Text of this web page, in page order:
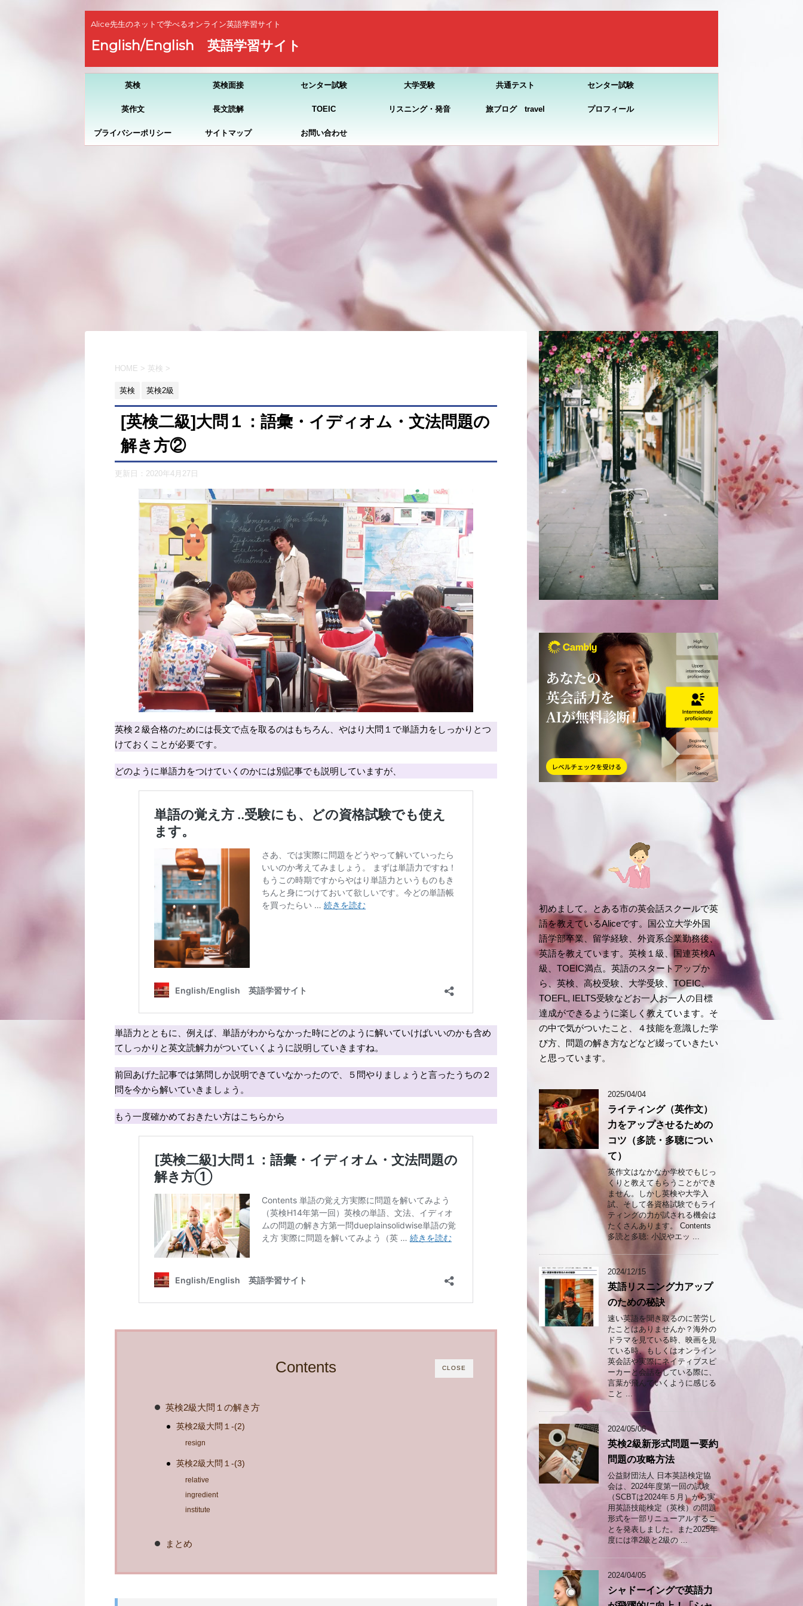
Alice先生のネットで学べるオンライン英語学習サイト
English/English 英語学習サイト
英検 英検面接 センター試験 大学受験 共通テスト センター試験
英作文 長文読解 TOEIC リスニング・発音 旅ブログ travel プロフィール
プライバシーポリシー サイトマップ お問い合わせ
HOME > 英検 >
英検 英検2級
[英検二級]大問１：語彙・イディオム・文法問題の
解き方②
更新日： 2020年4月27日
英検２級合格のためには長文で点を取るのはもちろん、やはり大問１で単語力をしっかりとつ
けておくことが必要です。
どのように単語力をつけていくのかには別記事でも説明していますが、
単語力とともに、例えば、単語がわからなかった時にどのように解いていけばいいのかも含め
てしっかりと英文読解力がついていくように説明していきますね。
前回あげた記事では第問しか説明できていなかったので、５問やりましょうと言ったうちの２
問を今から解いていきましょう。
もう一度確かめておきたい方はこちらから
CLOSE
Contents
英検2級大問１の解き方
英検2級大問１-(2)
resign
英検2級大問１-(3)
relative
ingredient
institute
まとめ
初めまして。とある市の英会話スクールで英
語を教えているAliceです。国公立大学外国
語学部卒業、留学経験、外資系企業勤務後、
英語を教えています。英検１級、国連英検A
級、TOEIC満点。英語のスタートアップか
ら、英検、高校受験、大学受験、TOEIC、
TOEFL, IELTS受験などお一人お一人の目標
達成ができるように楽しく教えています。そ
の中で気がついたこと、４技能を意識した学
び方、問題の解き方などなど綴っていきたい
と思っています。
2025/04/04
ライティング（英作文）
力をアップさせるための
コツ（多読・多聴につい
て）
英作文はなかなか学校でもじっ
くりと教えてもらうことができ
ません。しかし英検や大学入
試、そして各資格試験でもライ
ティングの力が試される機会は
たくさんあります。 Contents
多読と多聴: 小説やエッ ...
2024/12/15
英語リスニング力アップ
のための秘訣
速い英語を聞き取るのに苦労し
たことはありませんか？海外の
ドラマを見ている時、映画を見
ている時、もしくはオンライン
英会話や実際にネイティブスピ
ーカーと会話をしている際に、
言葉が飛んでいくように感じる
こと ...
2024/05/06
英検2級新形式問題ー要約
問題の攻略方法
公益財団法人 日本英語検定協
会は、2024年度第一回の試験
（SCBTは2024年５月）から実
用英語技能検定（英検）の問題
形式を一部リニューアルするこ
とを発表しました。また2025年
度には準2級と2級の ...
2024/04/05
シャドーイングで英語力